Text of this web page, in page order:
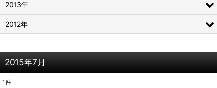
2015年7月
1件
2013年
2012年